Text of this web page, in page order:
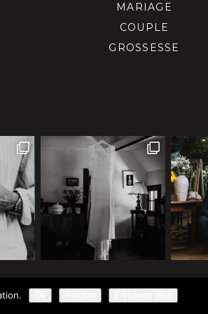
MARIAGE
COUPLE
GROSSESSE